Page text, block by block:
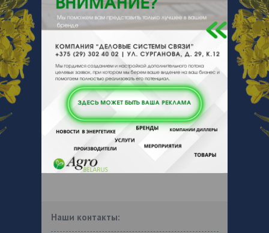
Отзывы
Чтобы оставить комментарий или
выставить рейтинг, нужно
Войтиили
Зарегистрироваться
Наши контакты: